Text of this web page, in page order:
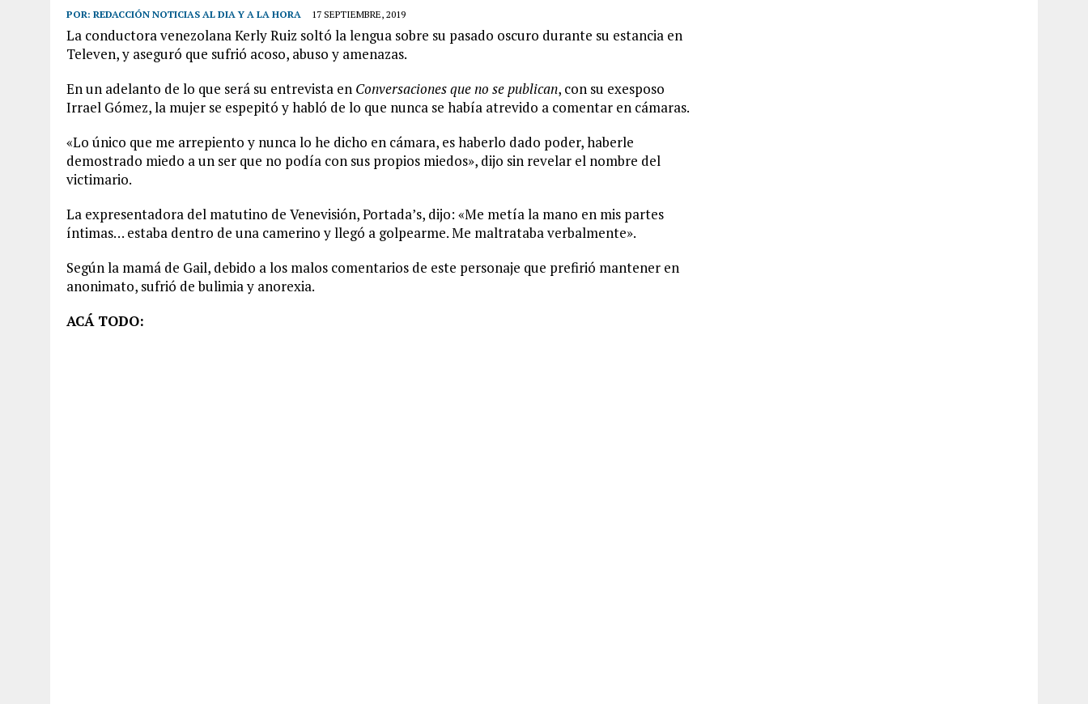
POR: REDACCIÓN NOTICIAS AL DIA Y A LA HORA 17 SEPTIEMBRE, 2019
La conductora venezolana Kerly Ruiz soltó la lengua sobre su pasado oscuro durante su estancia en
Televen, y aseguró que sufrió acoso, abuso y amenazas.
En un adelanto de lo que será su entrevista en Conversaciones que no se publican, con su exesposo
Irrael Gómez, la mujer se espepitó y habló de lo que nunca se había atrevido a comentar en cámaras.
«Lo único que me arrepiento y nunca lo he dicho en cámara, es haberlo dado poder, haberle
demostrado miedo a un ser que no podía con sus propios miedos», dijo sin revelar el nombre del
victimario.
La expresentadora del matutino de Venevisión, Portada’s, dijo: «Me metía la mano en mis partes
íntimas… estaba dentro de una camerino y llegó a golpearme. Me maltrataba verbalmente».
Según la mamá de Gail, debido a los malos comentarios de este personaje que prefirió mantener en
anonimato, sufrió de bulimia y anorexia.
ACÁ TODO: